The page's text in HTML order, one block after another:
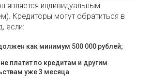
является индивидуальным
Кредиторы могут обратиться в
если:
как минимум 500 000 рублей;
платит по кредитам и другим
уже 3 месяца.